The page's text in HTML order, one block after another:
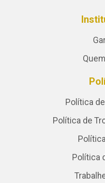
Política
Política de
Política